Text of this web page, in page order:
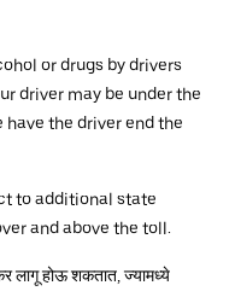
or drugs by drivers
driver may be under the
the driver end the
to additional state
and above the toll.
लागू होऊ शकतात, ज्यामध्ये